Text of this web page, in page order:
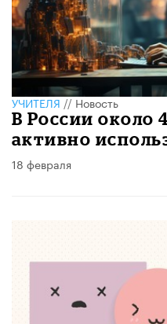
УЧИТЕЛЯ//Новость
В России около
активно
18 февраля